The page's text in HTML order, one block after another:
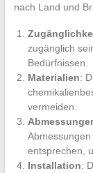
nach Land und
zugänglich
Bedürfnissen.
Materialien:
vermeiden.
entsprechen,
Installation: